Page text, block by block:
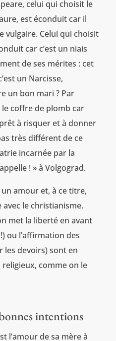
celui qui choisit le
est éconduit car il
vulgaire. Celui qui choisit
car c’est un niais
de ses mérites : cet
un Narcisse,
un bon mari ? Par
coffre de plomb car
à risquer et à donner
très différent de ce
incarnée par la
! » à Volgograd.
amour et, à ce titre,
le christianisme.
met la liberté en avant
ou l’affirmation des
les devoirs) sont en
religieux, comme on le
intentions
l’amour de sa mère à